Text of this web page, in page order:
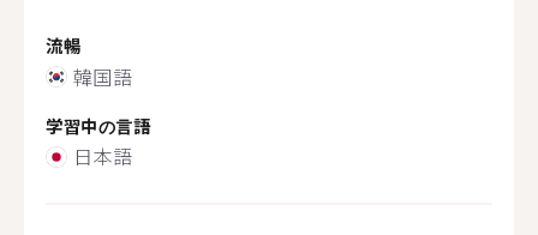
流暢
韓国語
学習中の言語
日本語